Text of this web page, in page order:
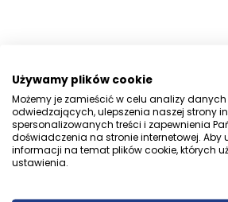
Używamy plików cookie
Możemy je zamieścić w celu analizy
odwiedzających, ulepszenia naszej strony
spersonalizowanych treści i zapewnienia
doświadczenia na stronie internetowej. Aby
informacji na temat plików cookie, których
ustawienia.